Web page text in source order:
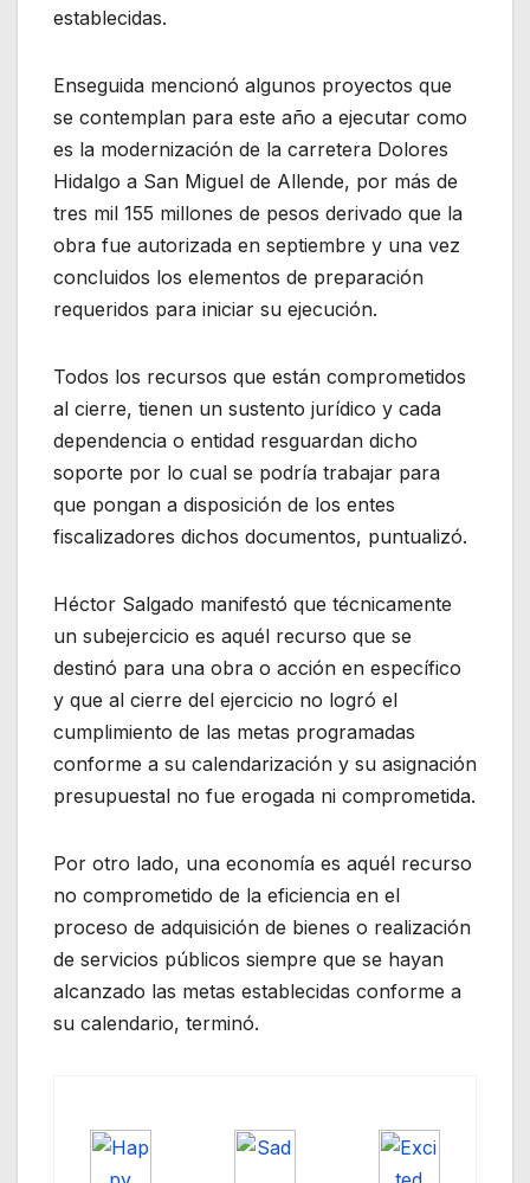
establecidas.
Enseguida mencionó algunos proyectos que
se contemplan para este año a ejecutar como
es la modernización de la carretera Dolores
Hidalgo a San Miguel de Allende, por más de
tres mil 155 millones de pesos derivado que la
obra fue autorizada en septiembre y una vez
concluidos los elementos de preparación
requeridos para iniciar su ejecución.
Todos los recursos que están comprometidos
al cierre, tienen un sustento jurídico y cada
dependencia o entidad resguardan dicho
soporte por lo cual se podría trabajar para
que pongan a disposición de los entes
fiscalizadores dichos documentos, puntualizó.
Héctor Salgado manifestó que técnicamente
un subejercicio es aquél recurso que se
destinó para una obra o acción en específico
y que al cierre del ejercicio no logró el
cumplimiento de las metas programadas
conforme a su calendarización y su asignación
presupuestal no fue erogada ni comprometida.
Por otro lado, una economía es aquél recurso
no comprometido de la eficiencia en el
proceso de adquisición de bienes o realización
de servicios públicos siempre que se hayan
alcanzado las metas establecidas conforme a
su calendario, terminó.